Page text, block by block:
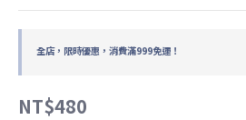
全店，限時優惠，消費滿999免運！
NT$480